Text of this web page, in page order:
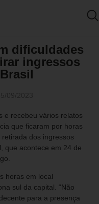
dificuldades
ingressos
e recebeu vários relatos
que ficaram por horas
dos ingressos
que acontece em 24 de
horas em local
sul da capital. “Não
para a presença